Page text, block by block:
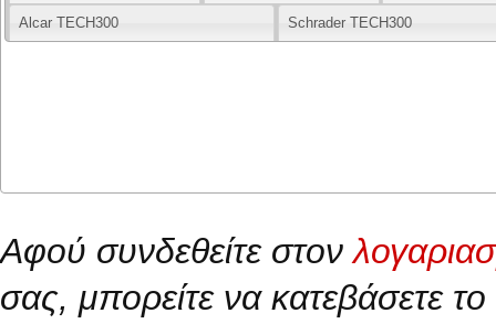
Alcar TECH300 Schrader TECH300
Αφού συνδεθείτε στον
σας, μπορείτε να κατεβάσετε